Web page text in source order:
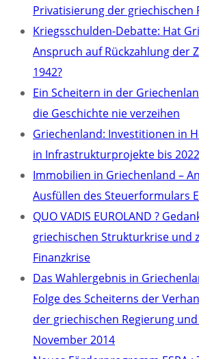
Privatisierung der griechischen
Kriegsschulden-Debatte: Hat
Anspruch auf Rückzahlung der
1942?
Ein Scheitern in der
die Geschichte nie verzeihen
Griechenland: Investitionen in
in Infrastrukturprojekte bis 2022
Immobilien in Griechenland –
Ausfüllen des Steuerformulars
QUO VADIS EUROLAND ?
griechischen Strukturkrise und
Finanzkrise
Das Wahlergebnis in
Folge des Scheiterns der
der griechischen Regierung
November 2014